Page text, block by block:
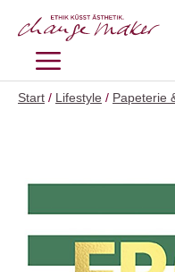
Inhalt
MENÜ
Start / Lifestyle / Papeterie